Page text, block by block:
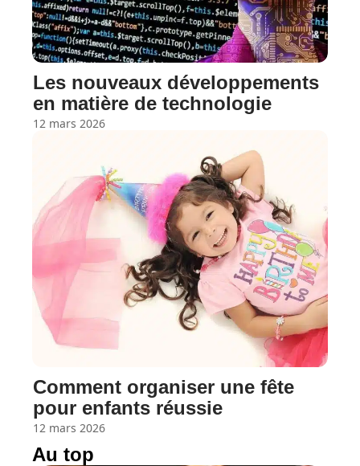
Les nouveaux développements
en matière de technologie
12 mars 2026
Comment organiser une fête
pour enfants réussie
12 mars 2026
Au top